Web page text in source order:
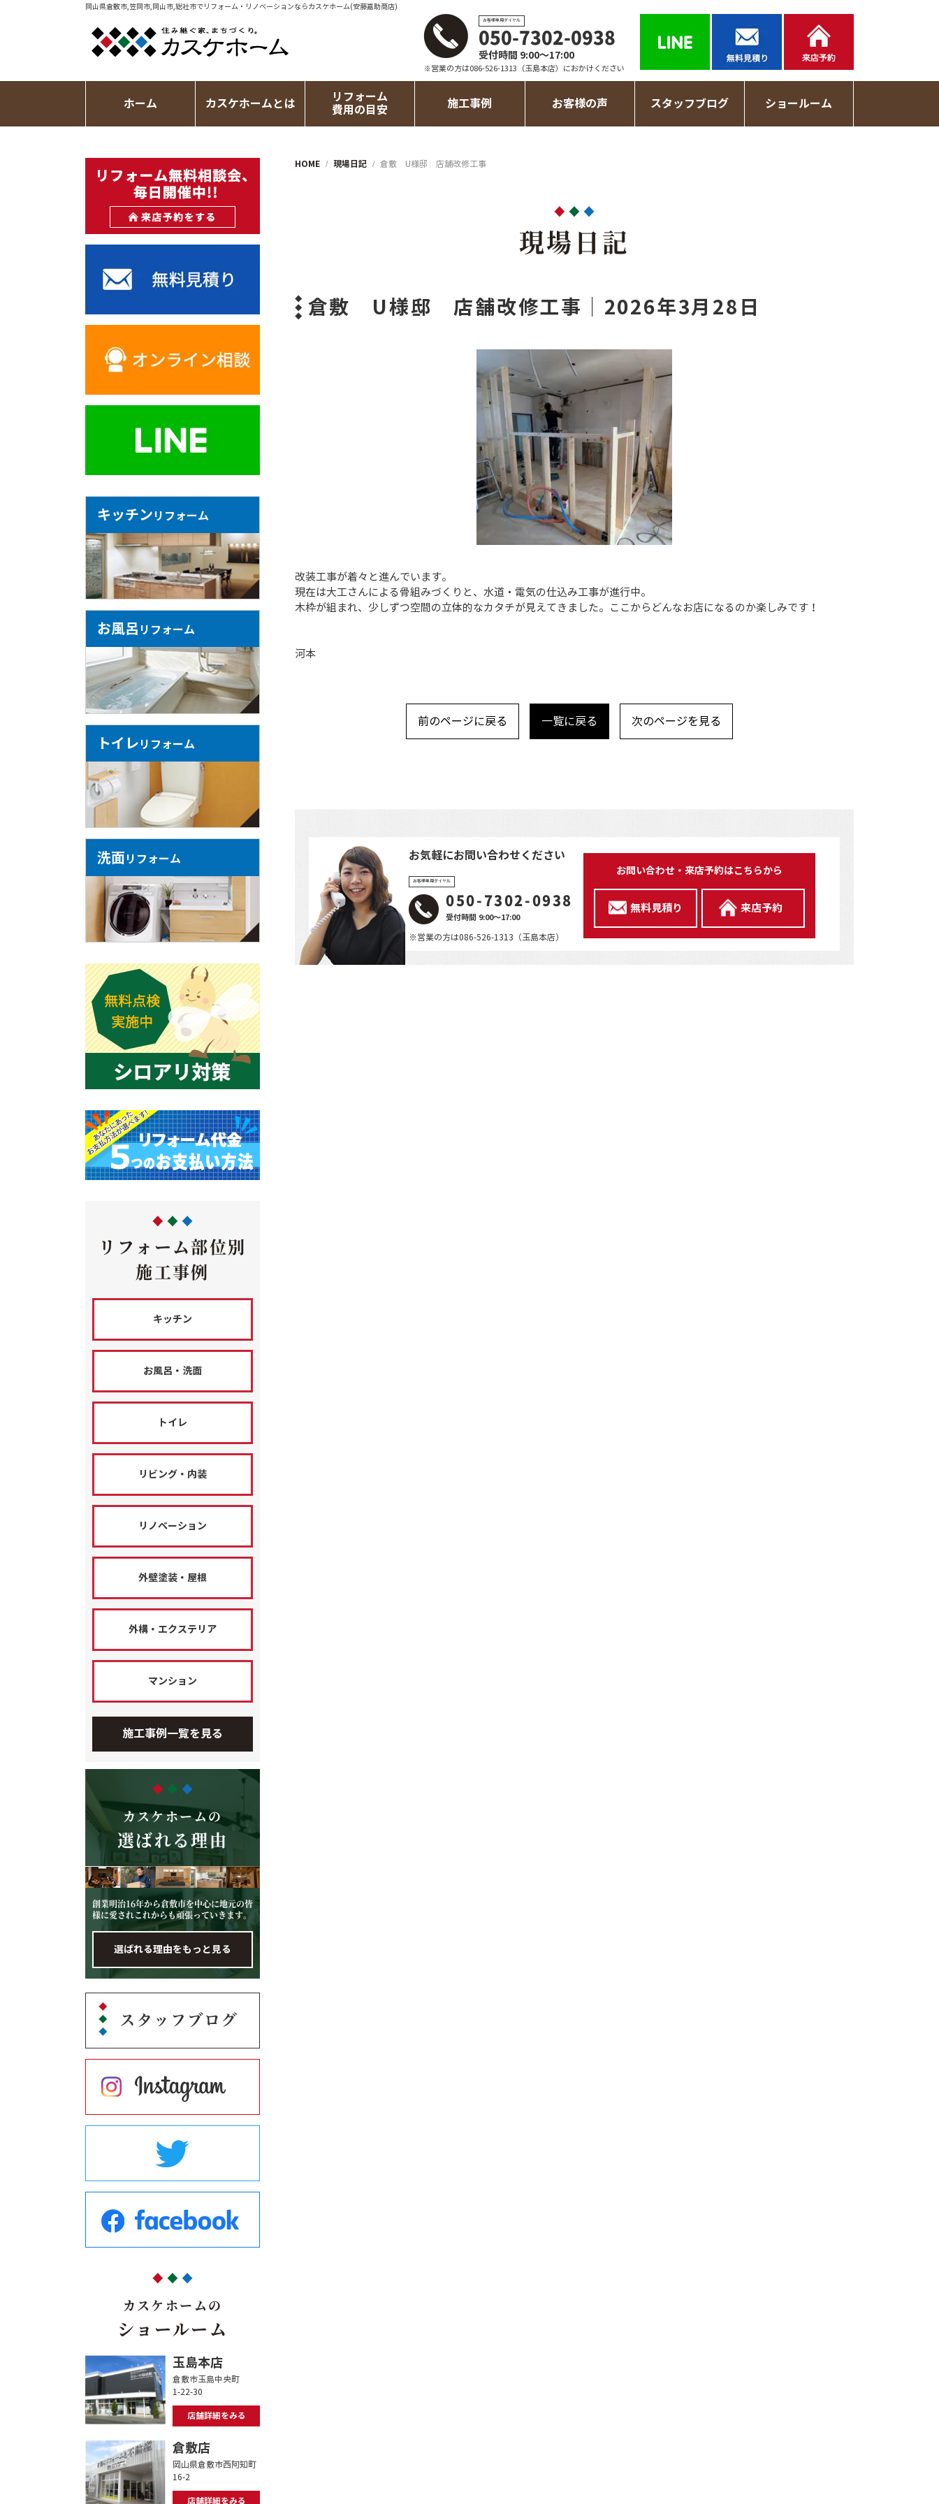
岡山県倉敷市,笠岡市,岡山市,総社市でリフォーム・リノベーションならカスケホーム(安藤嘉助商店)
お客様専用ダイヤル
050-7302-0938
受付時間 9:00～17:00
※営業の方は086-526-1313（玉島本店）におかけください
ホーム カスケホームとは
リフォーム
費用の目安
施工事例 お客様の声 スタッフブログ ショールーム
HOME 現場日記 倉敷 U様邸 店舗改修工事
現場日記
倉敷 U様邸 店舗改修工事｜2026年3月28日
改装工事が着々と進んでいます。
現在は大工さんによる骨組みづくりと、水道・電気の仕込み工事が進行中。
木枠が組まれ、少しずつ空間の立体的なカタチが見えてきました。ここからどんなお店になるのか楽しみです！
河本
前のページに戻る 一覧に戻る 次のページを見る
お気軽にお問い合わせください
お客様専用ダイヤル
050-7302-0938
受付時間 9:00～17:00
※営業の方は086-526-1313（玉島本店）
お問い合わせ・来店予約はこちらから
無料見積り 来店予約
キッチンリフォーム
お風呂 リフォーム
トイレリフォーム
洗面リフォーム
リフォーム部位別
施工事例
キッチン
お風呂・洗面
トイレ
リビング・内装
リノベーション
外壁塗装・屋根
外構・エクステリア
マンション
施工事例一覧を見る
カスケホームの
選ばれる理由
創業明治16年から倉敷市を中心に地元の皆
様に愛されこれからも頑張っていきます。
選ばれる理由をもっと見る
カスケホームの
ショールーム
玉島本店
倉敷市玉島中央町
1-22-30
店舗詳細をみる
倉敷店
岡山県倉敷市西阿知町
16-2
店舗詳細をみる